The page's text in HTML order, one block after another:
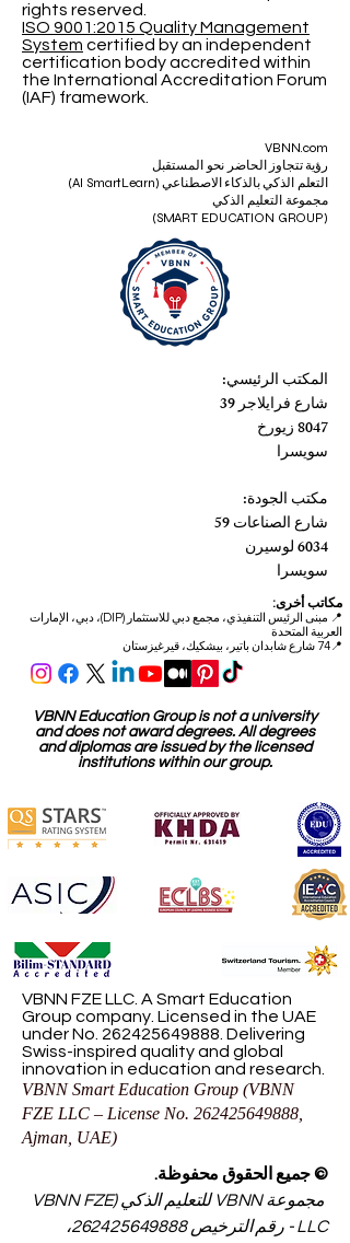
rights reserved.
ISO 9001:2015 Quality Management
System certified by an independent
certification body accredited within
the International Accreditation Forum
(IAF) framework.
VBNN.com
رؤية تتجاوز الحاضر نحو المستقبل
التعلم الذكي بالذكاء الاصطناعي (AI SmartLearn)
مجموعة التعليم الذكي
(SMART EDUCATION GROUP)
المكتب الرئيسي:
شارع فرايلاجر 39
8047 زيورخ
سويسرا
مكتب الجودة:
شارع الصناعات 59
6034 لوسيرن
سويسرا
مكاتب أخرى:
📍
مبنى الرئيس التنفيذي، مجمع دبي للاستثمار (DIP)، دبي، الإمارات
العربية المتحدة
📍74 شارع شابدان باتير، بيشكيك، قيرغيزستان
VBNN Education Group is not a university
and does not award degrees. All degrees
and diplomas are issued by the licensed
institutions within our group.
VBNN FZE LLC. A Smart Education
Group company. Licensed in the UAE
under No. 262425649888. Delivering
Swiss-inspired quality and global
innovation in education and research.
VBNN Smart Education Group (VBNN
FZE LLC – License No. 262425649888
Ajman, UAE)
© جميع الحقوق محفوظة.
مجموعة VBNN للتعليم الذكي (VBNN FZE
LLC - رقم الترخيص
262425649888،